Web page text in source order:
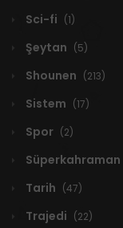
Sci-fi (1)
Şeytan (5)
Shounen (213)
Sistem (17)
Spor (2)
Süperkahraman
Tarih (47)
Trajedi (22)